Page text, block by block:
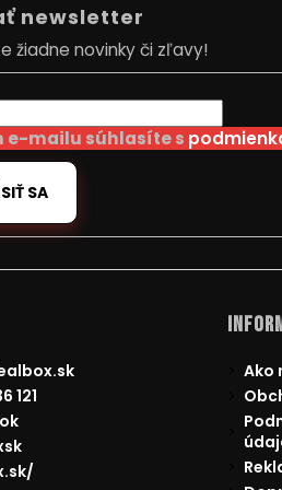
newsletter
žiadne novinky či zľavy!
e-mailu súhlasíte s
SA
121
Ako